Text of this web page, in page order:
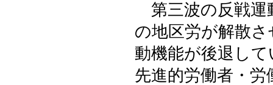
第三波の反戦運
の地区労が解散
動機能が後退し
先進的労働者・